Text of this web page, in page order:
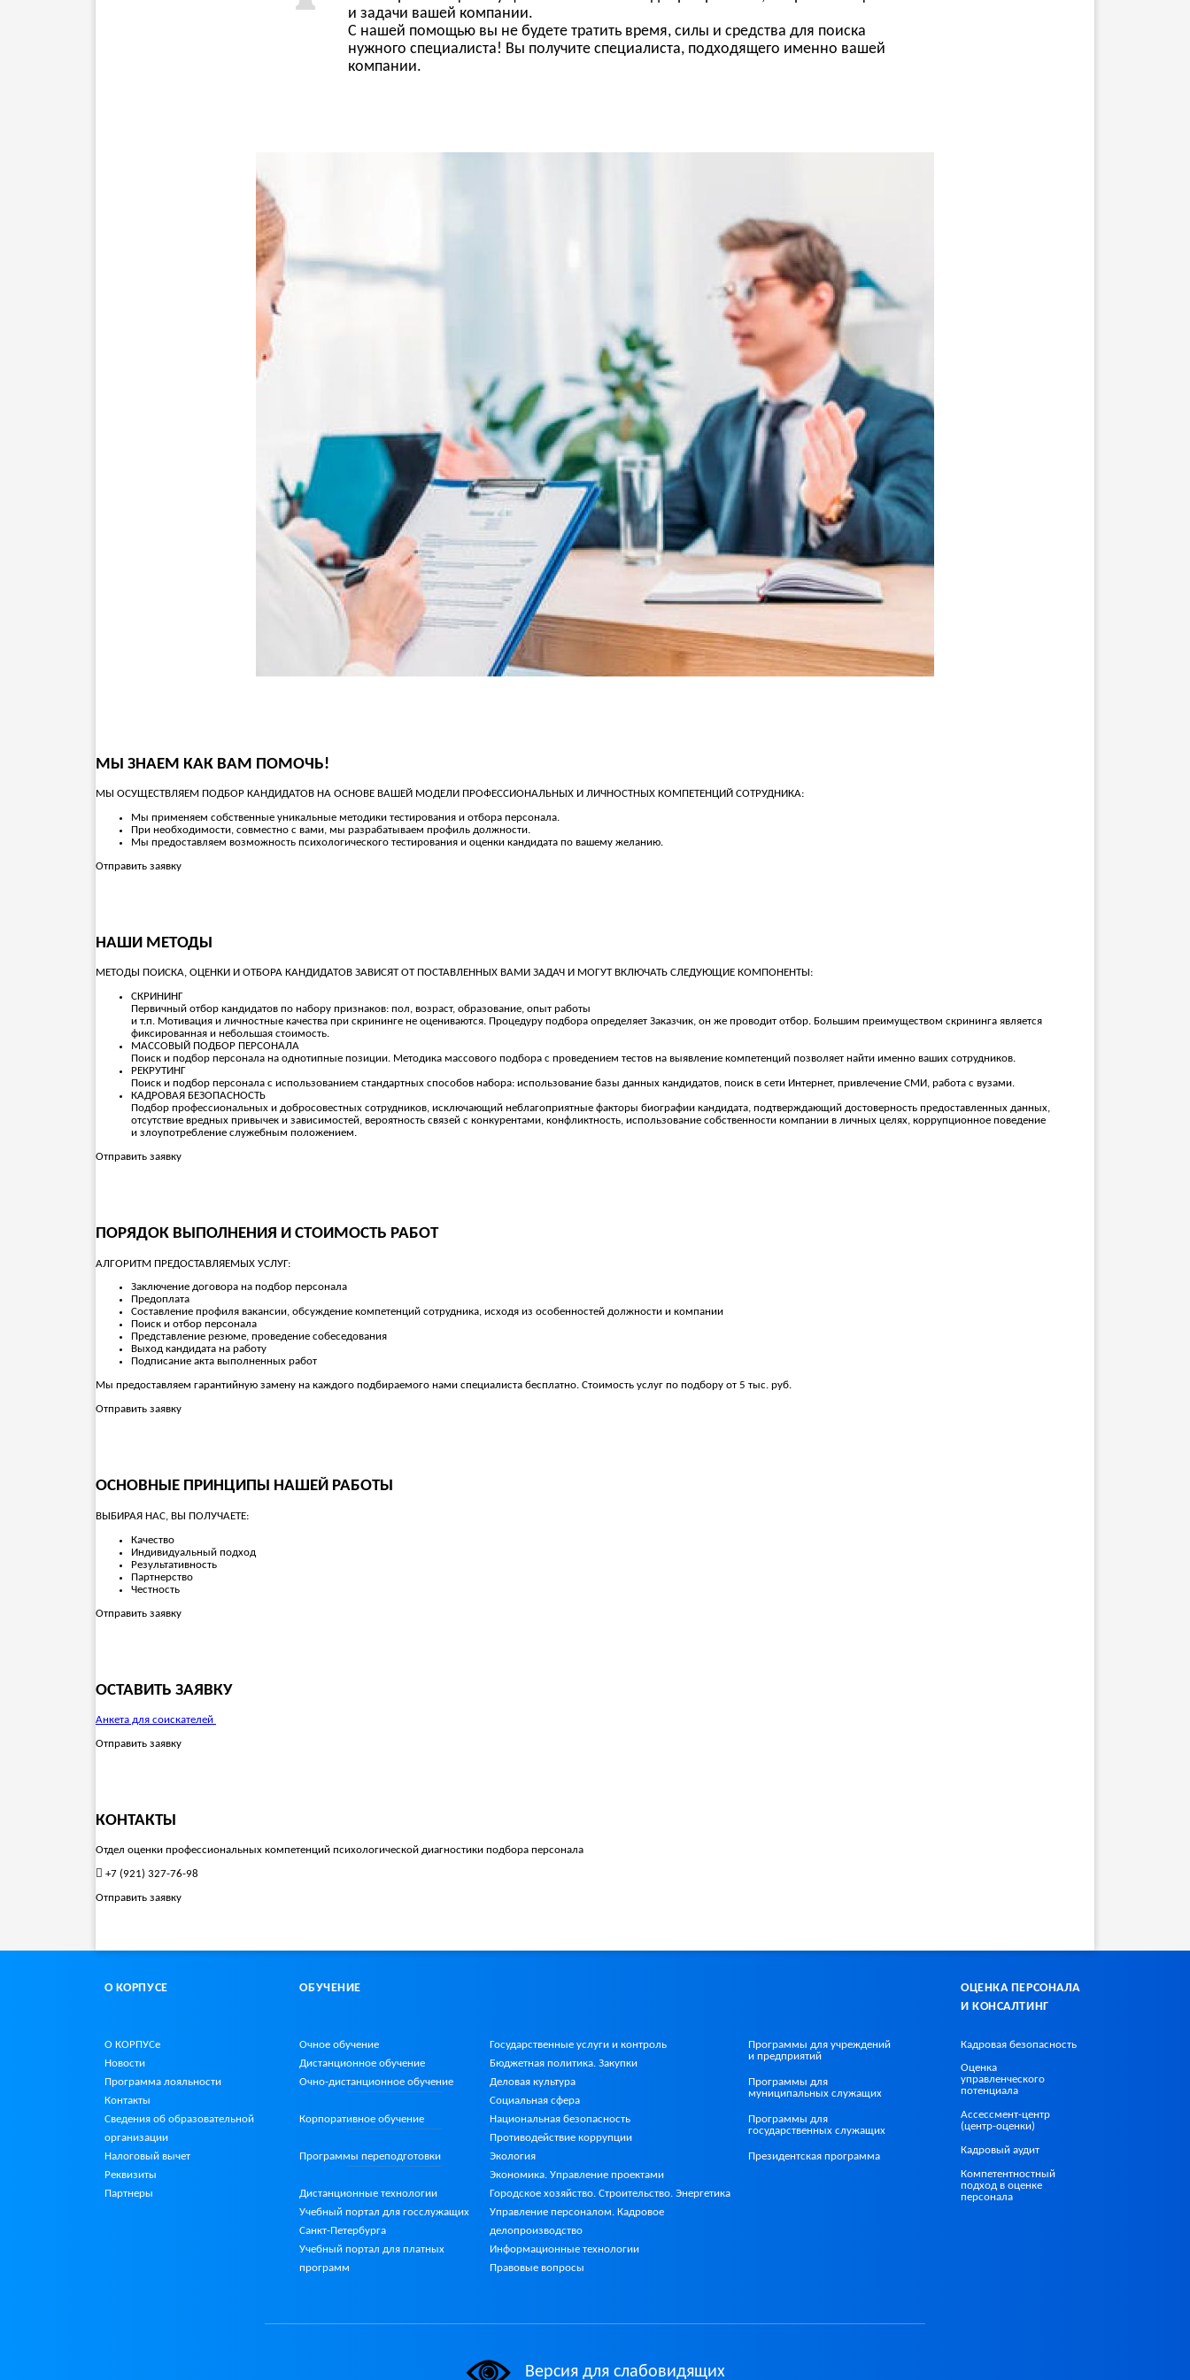
и задачи вашей компании.
С нашей помощью вы не будете тратить время, силы и средства для поиска
нужного специалиста! Вы получите специалиста, подходящего именно вашей
компании.
МЫ ЗНАЕМ КАК ВАМ ПОМОЧЬ!
МЫ ОСУЩЕСТВЛЯЕМ ПОДБОР КАНДИДАТОВ НА ОСНОВЕ ВАШЕЙ МОДЕЛИ ПРОФЕССИОНАЛЬНЫХ И ЛИЧНОСТНЫХ КОМПЕТЕНЦИЙ СОТРУДНИКА:
Мы применяем собственные уникальные методики тестирования и отбора персонала.
При необходимости, совместно с вами, мы разрабатываем профиль должности.
Мы предоставляем возможность психологического тестирования и оценки кандидата по вашему желанию.
Отправить заявку
НАШИ МЕТОДЫ
МЕТОДЫ ПОИСКА, ОЦЕНКИ И ОТБОРА КАНДИДАТОВ ЗАВИСЯТ ОТ ПОСТАВЛЕННЫХ ВАМИ ЗАДАЧ И МОГУТ ВКЛЮЧАТЬ СЛЕДУЮЩИЕ КОМПОНЕНТЫ:
СКРИНИНГ
Первичный отбор кандидатов по набору признаков: пол, возраст, образование, опыт работы
и т.п. Мотивация и личностные качества при скрининге не оцениваются. Процедуру подбора определяет Заказчик, он же проводит отбор. Большим преимуществом скрининга является
фиксированная и небольшая стоимость.
МАССОВЫЙ ПОДБОР ПЕРСОНАЛА
Поиск и подбор персонала на однотипные позиции. Методика массового подбора с проведением тестов на выявление компетенций позволяет найти именно ваших сотрудников.
РЕКРУТИНГ
Поиск и подбор персонала с использованием стандартных способов набора: использование базы данных кандидатов, поиск в сети Интернет, привлечение СМИ, работа с вузами.
КАДРОВАЯ БЕЗОПАСНОСТЬ
Подбор профессиональных и добросовестных сотрудников, исключающий неблагоприятные факторы биографии кандидата, подтверждающий достоверность предоставленных данных,
отсутствие вредных привычек и зависимостей, вероятность связей с конкурентами, конфликтность, использование собственности компании в личных целях, коррупционное поведение
и злоупотребление служебным положением.
Отправить заявку
ПОРЯДОК ВЫПОЛНЕНИЯ И СТОИМОСТЬ РАБОТ
АЛГОРИТМ ПРЕДОСТАВЛЯЕМЫХ УСЛУГ:
Заключение договора на подбор персонала
Предоплата
Составление профиля вакансии, обсуждение компетенций сотрудника, исходя из особенностей должности и компании
Поиск и отбор персонала
Представление резюме, проведение собеседования
Выход кандидата на работу
Подписание акта выполненных работ
Мы предоставляем гарантийную замену на каждого подбираемого нами специалиста бесплатно. Стоимость услуг по подбору от 5 тыс. руб.
Отправить заявку
ОСНОВНЫЕ ПРИНЦИПЫ НАШЕЙ РАБОТЫ
ВЫБИРАЯ НАС, ВЫ ПОЛУЧАЕТЕ:
Качество
Индивидуальный подход
Результативность
Партнерство
Честность
Отправить заявку
ОСТАВИТЬ ЗАЯВКУ
Анкета для соискателей
Отправить заявку
КОНТАКТЫ
Отдел оценки профессиональных компетенций психологической диагностики подбора персонала
+7 (921) 327-76-98
Отправить заявку
О КОРПУСЕ
О КОРПУСе
Новости
Программа лояльности
Контакты
Сведения об образовательной
организации
Налоговый вычет
Реквизиты
Партнеры
ОБУЧЕНИЕ
Очное обучение
Дистанционное обучение
Очно-дистанционное обучение
Корпоративное обучение
Программы переподготовки
Дистанционные технологии
Учебный портал для госслужащих
Санкт-Петербурга
Учебный портал для платных
программ
Государственные услуги и контроль
Бюджетная политика. Закупки
Деловая культура
Социальная сфера
Национальная безопасность
Противодействие коррупции
Экология
Экономика. Управление проектами
Городское хозяйство. Строительство. Энергетика
Управление персоналом. Кадровое
делопроизводство
Информационные технологии
Правовые вопросы
Программы для учреждений
и предприятий
Программы для
муниципальных служащих
Программы для
государственных служащих
Президентская программа
ОЦЕНКА ПЕРСОНАЛА
И КОНСАЛТИНГ
Кадровая безопасность
Оценка
управленческого
потенциала
Ассессмент-центр
(центр-оценки)
Кадровый аудит
Компетентностный
подход в оценке
персонала
Версия для слабовидящих